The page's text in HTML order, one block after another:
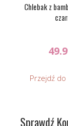
Chlebak z
Przejdź
Sprawdź